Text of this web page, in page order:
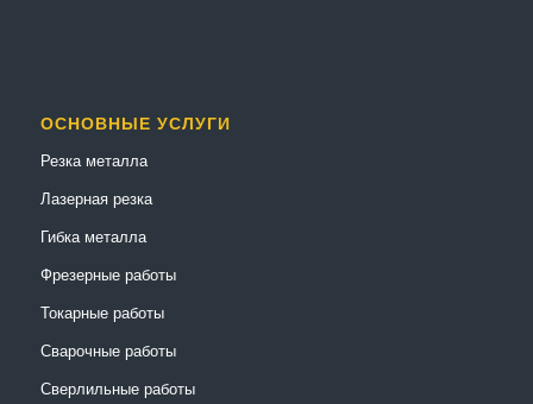
ОСНОВНЫЕ УСЛУГИ
Резка металла
Лазерная резка
Гибка металла
Фрезерные работы
Токарные работы
Сварочные работы
Сверлильные работы